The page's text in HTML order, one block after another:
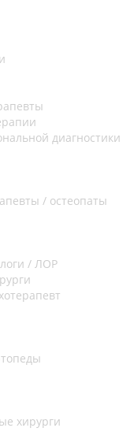
диагностики
/ остеопаты
/ ЛОР
хирурги